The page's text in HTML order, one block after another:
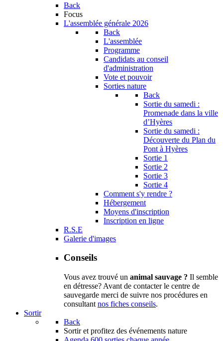
Back
Focus
L'assemblée générale 2026
Back
L'assemblée
Programme
Candidats au conseil
d'administration
Vote et pouvoir
Sorties nature
Back
Sortie du samedi :
Promenade dans la ville
d’Hyères
Sortie du samedi :
Découverte du Plan du
Pont à Hyères
Sortie 1
Sortie 2
Sortie 3
Sortie 4
Comment s'y rendre ?
Hébergement
Moyens d'inscription
Inscription en ligne
R.S.E
Galerie d'images
Conseils
Vous avez trouvé un animal sauvage ? Il semble
en détresse? Avant de contacter le centre de
sauvegarde merci de suivre nos procédures en
consultant nos fiches conseils.
Sortir
Back
Sortir et profitez des événements nature